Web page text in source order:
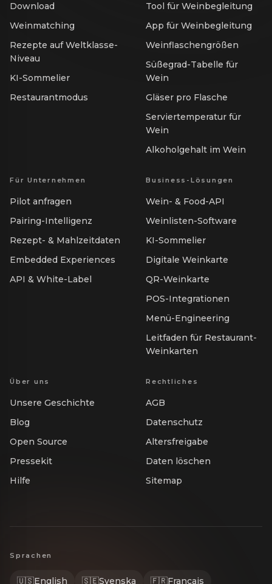
Download
Weinmatching
Rezepte auf Weltklasse-
Niveau
KI-Sommelier
Restaurantmodus
Tool für Weinbegleitung
App für Weinbegleitung
Weinflaschengrößen
Süßegrad-Tabelle für
Wein
Gläser pro Flasche
Serviertemperatur für
Wein
Alkoholgehalt im Wein
Für Unternehmen
Pilot anfragen
Pairing-Intelligenz
Rezept- & Mahlzeitdaten
Embedded Experiences
API & White-Label
Business-Lösungen
Wein- & Food-API
Weinlisten-Software
KI-Sommelier
Digitale Weinkarte
QR-Weinkarte
POS-Integrationen
Menü-Engineering
Leitfaden für Restaurant-
Weinkarten
Über uns
Unsere Geschichte
Blog
Open Source
Pressekit
Hilfe
Rechtliches
AGB
Datenschutz
Altersfreigabe
Daten löschen
Sitemap
Sprachen
🇺🇸English 🇸🇪Svenska 🇫🇷Français